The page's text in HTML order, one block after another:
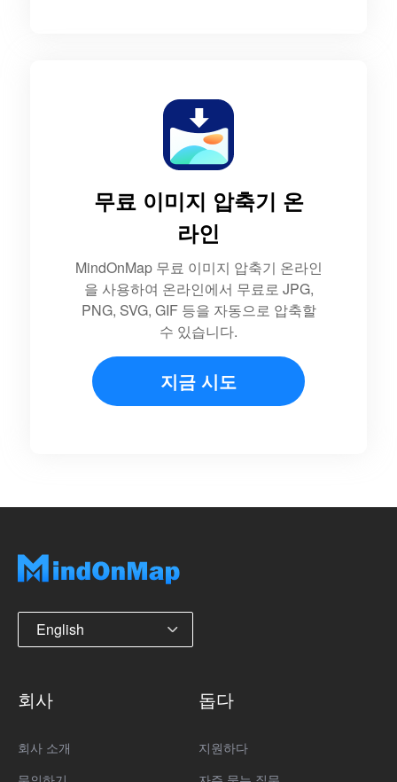
무료 이미지 압축기 온
라인
MindOnMap 무료 이미지 압축기 온라인
을 사용하여 온라인에서 무료로 JPG,
PNG, SVG, GIF 등을 자동으로 압축할
수 있습니다.
지금 시도
English
회사
회사 소개
돕다
지원하다